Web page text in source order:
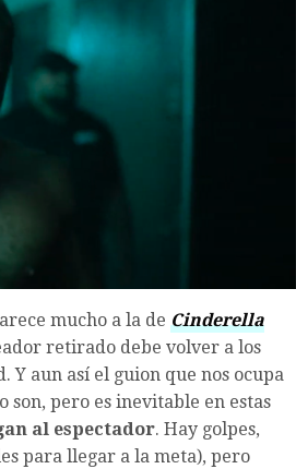
mucho a la de Cinderella
retirado debe volver a los
aun así el guion que nos ocupa
son, pero es inevitable en estas
al espectador. Hay golpes,
para llegar a la meta), pero